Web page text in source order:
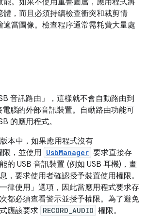
體，而且必須持續檢查衝突和裁剪情
適當圖像。檢查程序通常需耗費大量處
音訊路由」
，這樣就不會自動路由到
電腦的外部音訊裝置。自動路由功能可
的應用程式。
本中，如果應用程式沒有
限，並使用 UsbManager 要求直接存
的 USB 音訊裝置 (例如 USB 耳機)，畫
，要求使用者確認授予裝置使用權限。
律使用」選項，因此當應用程式要求存
都必須查看警示並授予權限。為了避免
應該要求 RECORD_AUDIO 權限。